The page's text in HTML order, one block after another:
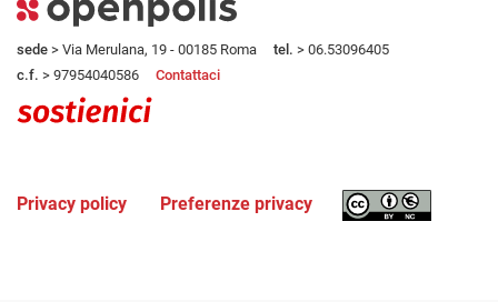
sede > Via Merulana, 19 - 00185 Roma tel. > 06.53096405
c.f. > 97954040586 Contattaci
Privacy policy Preferenze privacy